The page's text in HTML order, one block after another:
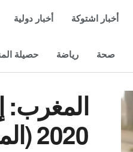
أخبار اشتوكة أخبار دولية
صحة رياضة حصيلة
2020 (المكتب المغربي للملكية)